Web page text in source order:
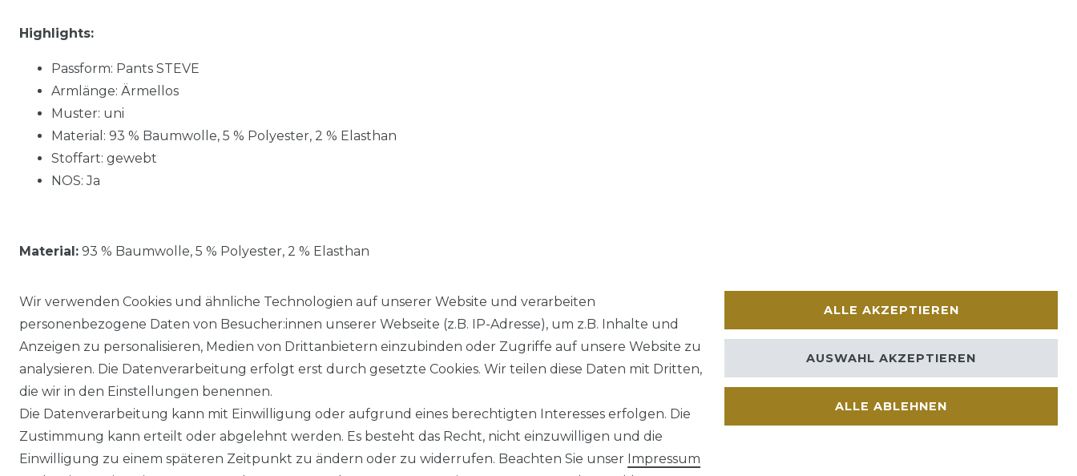
Highlights:
Passform: Pants STEVE
Armlänge: Ärmellos
Muster: uni
Material: 93 % Baumwolle, 5 % Polyester, 2 % Elasthan
Stoffart: gewebt
NOS: Ja
Material: 93 % Baumwolle, 5 % Polyester, 2 % Elasthan
Impressum Daten­schutz­erklärung AGB Barrierefreiheitserklärung Widerrufs­recht
Wir verwenden Cookies und ähnliche Technologien auf unserer Website und verarbeiten
personenbezogene Daten von Besucher:innen unserer Webseite (z.B. IP-Adresse), um z.B. Inhalte und
Anzeigen zu personalisieren, Medien von Drittanbietern einzubinden oder Zugriffe auf unsere Website zu
analysieren. Die Datenverarbeitung erfolgt erst durch gesetzte Cookies. Wir teilen diese Daten mit Dritten,
die wir in den Einstellungen benennen.
Die Datenverarbeitung kann mit Einwilligung oder aufgrund eines berechtigten Interesses erfolgen. Die
Zustimmung kann erteilt oder abgelehnt werden. Es besteht das Recht, nicht einzuwilligen und die
Einwilligung zu einem späteren Zeitpunkt zu ändern oder zu widerrufen. Beachten Sie unser Impressum
ALLE AKZEPTIEREN
ALLE ABLEHNEN
AUSWAHL AKZEPTIEREN